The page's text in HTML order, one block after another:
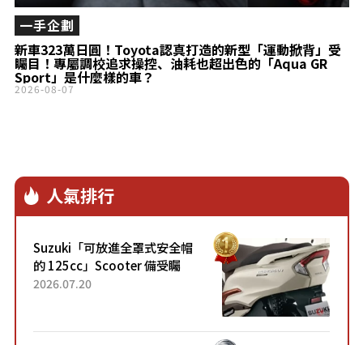
新車323萬日圓！Toyota認真打造的新型「運動掀背」受
矚目！專屬調校追求操控、油耗也超出色的「Aqua GR
Sport」是什麼樣的車？
一手企劃
2026-08-07
人氣排行
Suzuki「可放進全罩式安全帽
的 125cc」Scooter 備受矚
目！採用全新流線設計與各項
2026.07.20